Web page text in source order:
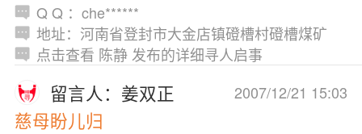
Q Q ：che******
地址：河南省登封市大金店镇磴槽村磴槽煤矿
点击查看 陈静 发布的详细寻人启事
2007/12/21 15:03
留言人：姜双正
慈母盼儿归